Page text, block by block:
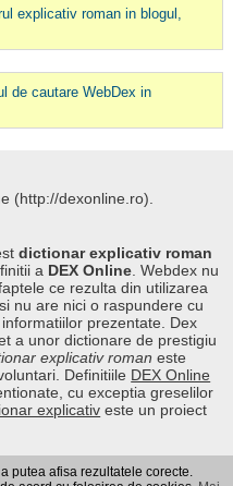
explicativ roman in blogul,
de cautare WebDex in
(http://dexonline.ro).
dictionar explicativ roman
a DEX Online . Webdex nu
ce rezulta din utilizarea
nu are nici o raspundere cu
prezentate. Dex
a unor dictionare de prestigiu
explicativ roman este
Definitiile DEX Online
cu exceptia greselilor
explicativ este un proiect
putea afisa rezultatele corecte.